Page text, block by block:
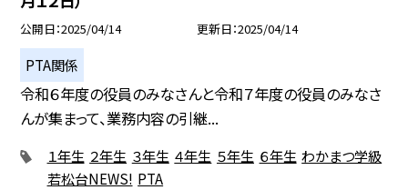
公開日 2025/04/14 更新日 2025/04/14
PTA関係
令和６年度の役員のみなさんと令和７年度の役員のみなさ
んが集まって、業務内容の引継...
１年生 ２年生 ３年生 ４年生 ５年生 ６年生 わかまつ学級
若松台NEWS! PTA